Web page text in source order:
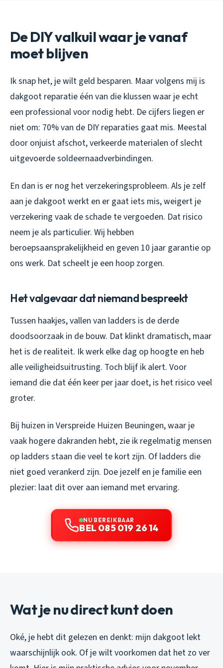
De DIY valkuil waar je vanaf
moet blijven
Ik snap het, je wilt geld besparen. Maar volgens mij is
dakgoot reparatie één van die klussen waar je echt
een professional voor nodig hebt. De cijfers liegen er
niet om: 70% van de DIY reparaties gaat mis. Meestal
door onjuist afschot, verkeerde materialen of slecht
uitgevoerde soldeernaadverbindingen.
En dan is er nog het verzekeringsprobleem. Als je zelf
aan je dakgoot werkt en er gaat iets mis, weigert je
verzekering vaak de schade te vergoeden. Dat risico
neem je als particulier. Wij hebben
beroepsaansprakelijkheid en geven 10 jaar garantie op
ons werk. Dat scheelt je een hoop zorgen.
Het valgevaar dat niemand bespreekt
Tussen haakjes, vallen van ladders is de derde
doodsoorzaak in de bouw. Dat klinkt dramatisch, maar
het is de realiteit. Ik werk elke dag op hoogte en heb
alle veiligheidsuitrusting. Toch blijf ik alert. Voor
iemand die dat één keer per jaar doet, is het risico veel
groter.
Bij huizen in Verspreide Huizen Beuningen, waar je
vaak hogere dakranden hebt, zie ik regelmatig mensen
op ladders staan die veel te kort zijn. Of ladders die
niet goed verankerd zijn. Doe jezelf en je familie een
plezier: laat dit over aan iemand met ervaring.
NU BEREIKBAAR
BEL 085 019 26 14
Wat je nu direct kunt doen
Oké, je hebt dit gelezen en denkt: mijn dakgoot lekt
waarschijnlijk ook. Of je wilt voorkomen dat het zo ver